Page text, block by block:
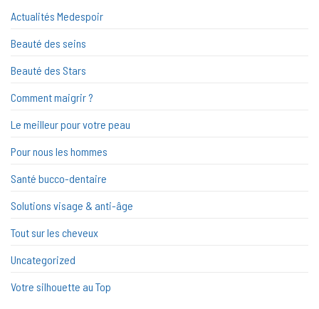
Actualités Medespoir
Beauté des seins
Beauté des Stars
Comment maigrir ?
Le meilleur pour votre peau
Pour nous les hommes
Santé bucco-dentaire
Solutions visage & anti-âge
Tout sur les cheveux
Uncategorized
Votre silhouette au Top